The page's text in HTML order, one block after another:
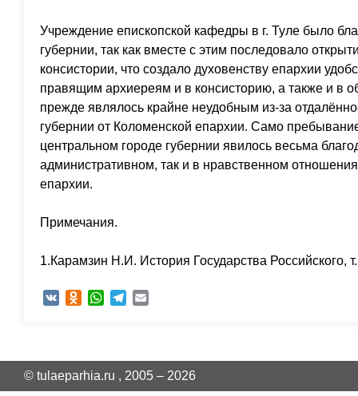
Учреждение епископской кафедры в г. Туле было
губернии, так как вместе с этим последовало
консистории, что создало духовенству епархии
правящим архиереям и в консисторию, а также и в
прежде являлось крайне неудобным из-за
губернии от Коломенской епархии. Само
центральном городе губернии явилось весьма
административном, так и в нравственном
епархии.
Примечания.
1.Карамзин Н.И. История Государства Российского,
VK Odnoklassniki
WhatsApp
Telegram
© tulaeparhia.ru , 2005 – 2026